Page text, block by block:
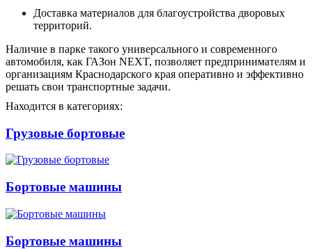
Доставка материалов для благоустройства дворовых
территорий.
Наличие в парке такого универсального и современного
автомобиля, как ГАЗон NEXT, позволяет предпринимателям и
организациям Краснодарского края оперативно и эффективно
решать свои транспортные задачи.
Находится в категориях:
Грузовые бортовые
Бортовые машины
Бортовые машины